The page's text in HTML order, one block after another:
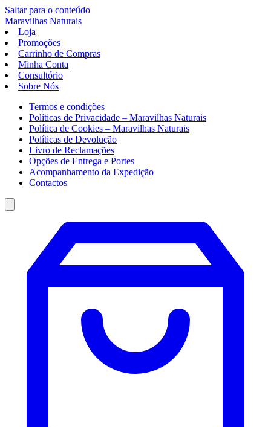
Saltar para o conteúdo
Maravilhas Naturais
Loja
Promoções
Carrinho de Compras
Minha Conta
Consultório
Sobre Nós
Termos e condições
Políticas de Privacidade – Maravilhas Naturais
Política de Cookies – Maravilhas Naturais
Políticas de Devolução
Livro de Reclamações
Opções de Entrega e Portes
Acompanhamento da Expedição
Contactos